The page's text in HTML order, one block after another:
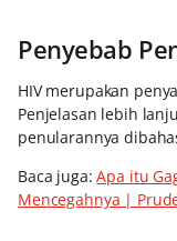
Penyebab
HIV merupakan
Penjelasan lebih
penularannya
Baca juga:Apa itu
Mencegahnya |